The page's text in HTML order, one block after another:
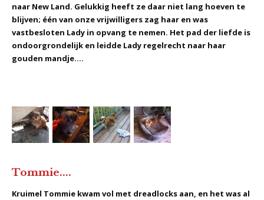
naar New Land. Gelukkig heeft ze daar niet lang hoeven te
blijven; één van onze vrijwilligers zag haar en was
vastbesloten Lady in opvang te nemen. Het pad der liefde is
ondoorgrondelijk en leidde Lady regelrecht naar haar
gouden mandje....
Tommie....
Kruimel Tommie kwam vol met dreadlocks aan, en het was al